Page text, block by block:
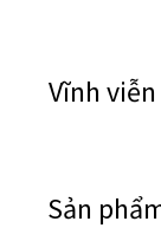
Vĩnh
Sản